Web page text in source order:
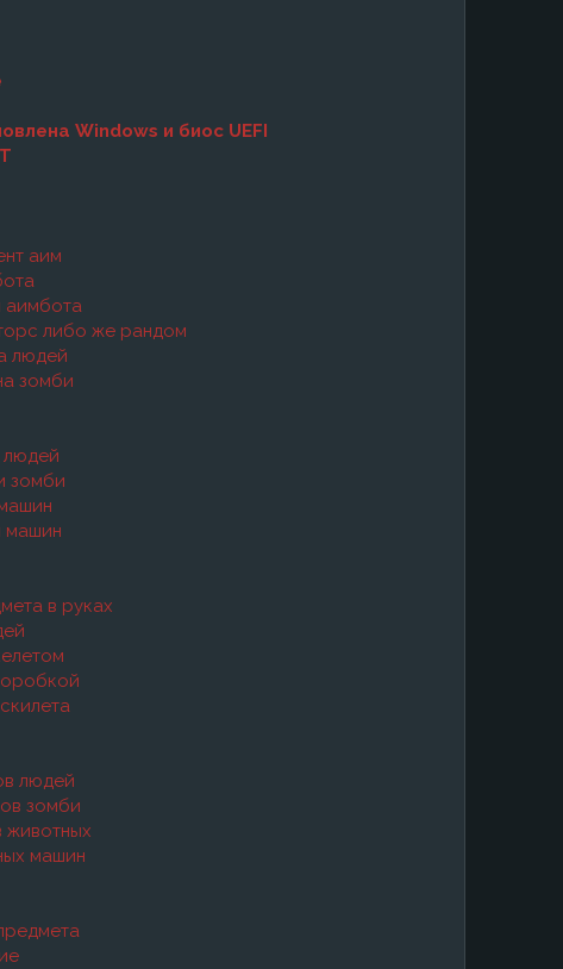
Windows и биос UEFI
аим
аимбота
либо же рандом
людей
зомби
людей
зомби
машин
в руках
людей
зомби
животных
машин